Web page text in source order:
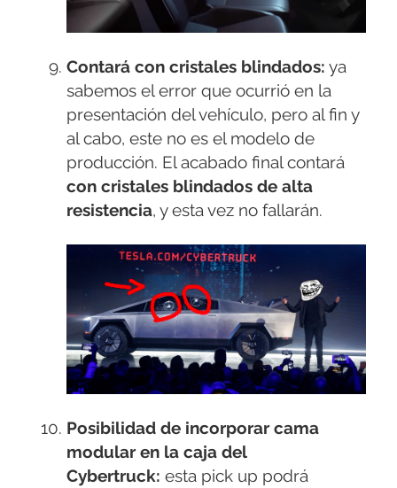
Contará con cristales blindados: ya
sabemos el error que ocurrió en la
presentación del vehículo, pero al fin y
al cabo, este no es el modelo de
producción. El acabado final contará
con cristales blindados de alta
resistencia, y esta vez no fallarán.
Posibilidad de incorporar cama
modular en la caja del
Cybertruck: esta pick up podrá